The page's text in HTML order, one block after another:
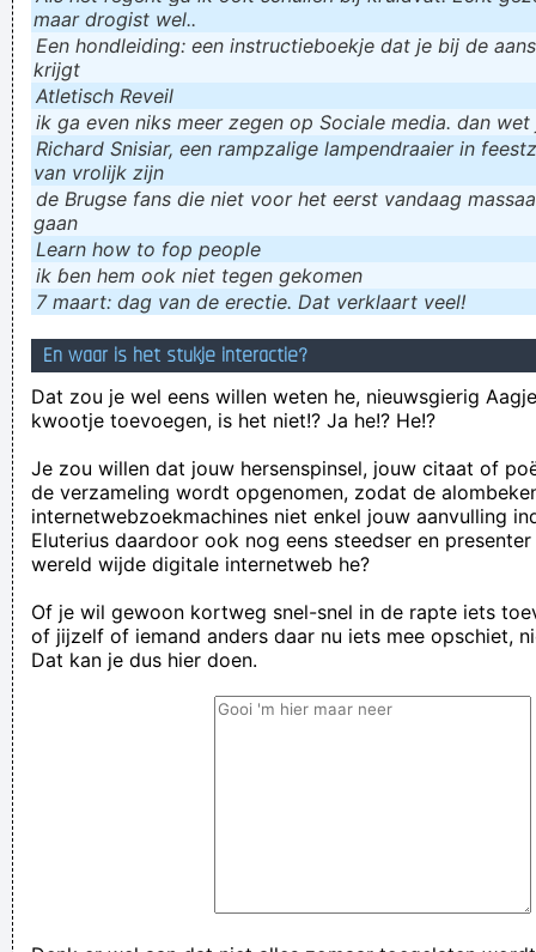
maar drogist wel..
Een hondleiding: een instructieboekje dat je bij de
krijgt
Atletisch Reveil
ik ga even niks meer zegen op Sociale media. dan
Richard Snisiar, een rampzalige lampendraaier in
van vrolijk zijn
de Brugse fans die niet voor het eerst vandaag
gaan
Learn how to fop people
ik ɓen hem ook niet tegen gekomen
7 maart: dag van de erectie. Dat verklaart veel!
En waar is het stukje interactie?
Dat zou je wel eens willen weten he, nieuwsgierig
kwootje toevoegen, is het niet!? Ja he!? He!?
Je zou willen dat jouw hersenspinsel, jouw citaat of
de verzameling wordt opgenomen, zodat de
internetwebzoekmachines niet enkel jouw aanvulling
Eluterius daardoor ook nog eens steedser en
wereld wijde digitale internetweb he?
Of je wil gewoon kortweg snel-snel in de rapte iets
of jijzelf of iemand anders daar nu iets mee opschiet,
Dat kan je dus hier doen.